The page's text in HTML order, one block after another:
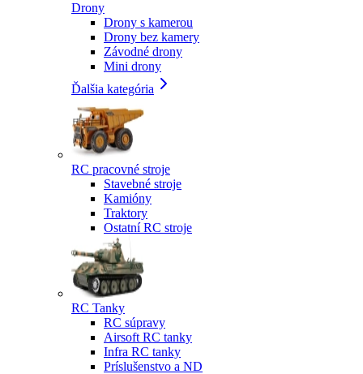
Drony
Drony s kamerou
Drony bez kamery
Závodné drony
Mini drony
Ďalšia kategória
RC pracovné stroje
Stavebné stroje
Kamióny
Traktory
Ostatní RC stroje
RC Tanky
RC súpravy
Airsoft RC tanky
Infra RC tanky
Príslušenstvo a ND